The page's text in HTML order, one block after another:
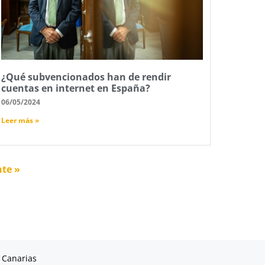
¿Qué subvencionados han de rendir
cuentas en internet en España?
06/05/2024
Leer más »
»